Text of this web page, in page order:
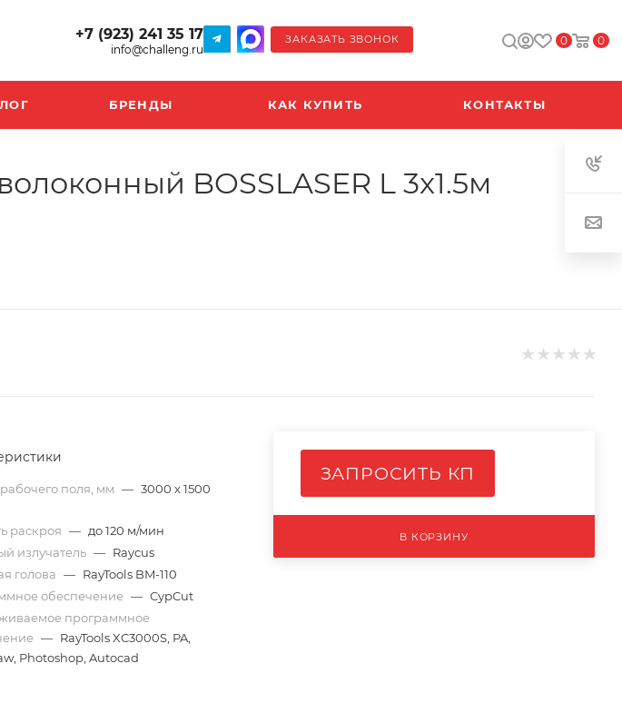
+7 (923) 241 35 17
info@challeng.ru
ЗАКАЗАТЬ ЗВОНОК 0 0
БРЕНДЫ КАК КУПИТЬ КОНТАКТЫ
BOSSLASER L 3x1.5м
поля, мм — 3000 х 1500
раскроя — до 120 м/мин
излучатель — Raycus
голова — RayTools BM-110
обеспечение — CypCut
программное
— RayTools XC3000S, PA,
Photoshop, Autocad
ЗАПРОСИТЬ КП
В КОРЗИНУ